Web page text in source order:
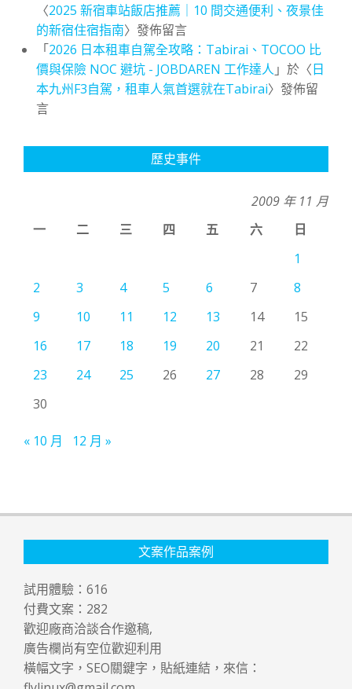
〈2025 新宿車站飯店推薦｜10 間交通便利、夜景佳
的新宿住宿指南〉發佈留言
「2026 日本租車自駕全攻略：Tabirai、TOCOO 比
價與保險 NOC 避坑 - JOBDAREN 工作達人 」於〈日
本九州F3自駕，租車人氣首選就在Tabirai〉發佈留
言
歷史事件
2009 年 11 月
一
二 三 四 五 六
日
1
2
3 4 5 6 7
8
9
10 11 12 13 14
15
16
17 18 19 20 21
22
23
24 25 26 27 28
29
30
« 10 月 12 月 »
文案作品案例
試用體驗： 616
付費文案： 282
歡迎廠商洽談合作邀稿,
廣告欄尚有空位歡迎利用
橫幅文字，SEO關鍵字，貼紙連結，來信：